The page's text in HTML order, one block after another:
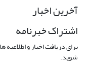
آخرین اخبار
اشتراک خبرنامه
برای دریافت اخبار و
شوید.